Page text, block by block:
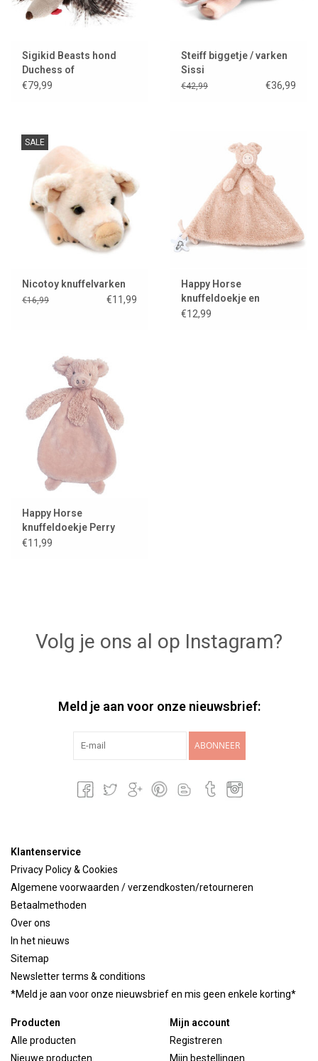
Sigikid Beasts hond
Duchess of
Hampershire
€79,99
Steiff biggetje / varken
Sissi
€42,99 €36,99
SALE
Nicotoy knuffelvarken
€16,99 €11,99
Happy Horse
knuffeldoekje en
speenhouder biggetje
€12,99
Happy Horse
knuffeldoekje Perry
varken
€11,99
Volg je ons al op Instagram?
Meld je aan voor onze nieuwsbrief:
ABONNEER
Klantenservice
Privacy Policy & Cookies
Algemene voorwaarden / verzendkosten/retourneren
Betaalmethoden
Over ons
In het nieuws
Sitemap
Newsletter terms & conditions
*Meld je aan voor onze nieuwsbrief en mis geen enkele korting*
Producten
Alle producten
Nieuwe producten
Mijn account
Registreren
Mijn bestellingen